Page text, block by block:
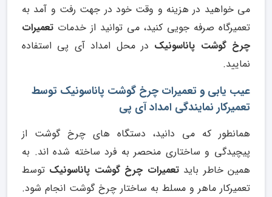
می خواهید در هزینه و وقت خود در جهت رفت و آمد به
تعمیرگاه صرفه جویی کنید، می توانید از خدمات تعمیرات
چرخ گوشت پاناسونیک در محل امداد آی پی استفاده
نمایید.
عیب یابی و تعمیرات چرخ گوشت پاناسونیک توسط
تعمیرکار نمایندگی امداد آی پی
همانطور که می دانید، دستگاه های چرخ گوشت از
پیچیدگی و ساختاری منحصر به فرد ساخته شده اند. به
همین خاطر باید تعمیرات چرخ گوشت پاناسونیک توسط
تعمیرکار ماهر و مسلط به ساختار چرخ گوشت انجام شود.